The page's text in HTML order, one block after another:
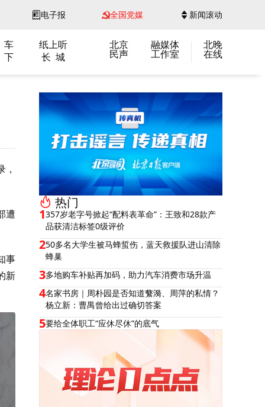
电子报 全国党媒 新闻滚动
车
纸上听
下
长 城
北京
民声
融媒体
工作室
北晚
在线
遭
事
新
热门
1357岁老字号掀起“配料表革命”：王致和28款产
品获清洁标签0级评价
250多名大学生被马蜂蜇伤，蓝天救援队进山清除
蜂巢
3多地购车补贴再加码，助力汽车消费市场升温
4名家书房｜周朴园是否知道蘩漪、周萍的私情？
杨立新：曹禺曾给出过确切答案
5要给全体职工“应休尽休”的底气